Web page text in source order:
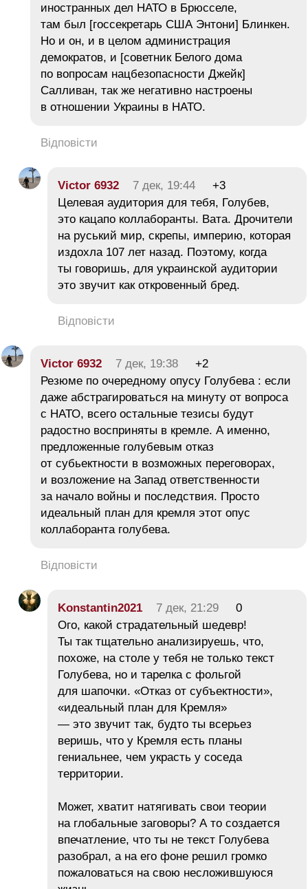
иностранных дел НАТО в Брюсселе,
там был [госсекретарь США Энтони] Блинкен.
Но и он, и в целом администрация
демократов, и [советник Белого дома
по вопросам нацбезопасности Джейк]
Салливан, так же негативно настроены
в отношении Украины в НАТО.
Відповісти
Victor 6932 7 дек, 19:44
+3
Целевая аудитория для тебя, Голубев,
это кацапо коллаборанты. Вата. Дрочители
на руський мир, скрепы, империю, которая
издохла 107 лет назад. Поэтому, когда
ты говоришь, для украинской аудитории
это звучит как откровенный бред.
Відповісти
Victor 6932 7 дек, 19:38
+2
Резюме по очередному опусу Голубева : если
даже абстрагироваться на минуту от вопроса
с НАТО, всего остальные тезисы будут
радостно восприняты в кремле. А именно,
предложенные голубевым отказ
от субьектности в возможных переговорах,
и возложение на Запад ответственности
за начало войны и последствия. Просто
идеальный план для кремля этот опус
коллаборанта голубева.
Відповісти
Konstantin2021 7 дек, 21:29
0
Ого, какой страдательный шедевр!
Ты так тщательно анализируешь, что,
похоже, на столе у тебя не только текст
Голубева, но и тарелка с фольгой
для шапочки. «Отказ от субъектности»,
«идеальный план для Кремля»
— это звучит так, будто ты всерьез
веришь, что у Кремля есть планы
гениальнее, чем украсть у соседа
территории.
Может, хватит натягивать свои теории
на глобальные заговоры? А то создается
впечатление, что ты не текст Голубева
разобрал, а на его фоне решил громко
пожаловаться на свою несложившуюся